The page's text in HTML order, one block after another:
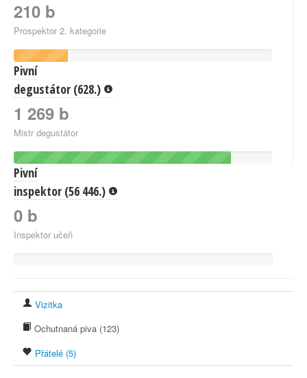
210 b
Prospektor 2. kategorie
Pivní
degustátor (628.)
1 269 b
Mistr degustátor
Pivní
inspektor (56 446.)
0 b
Inspektor učeň
Vizitka
Ochutnaná piva (123)
Přátelé (5)